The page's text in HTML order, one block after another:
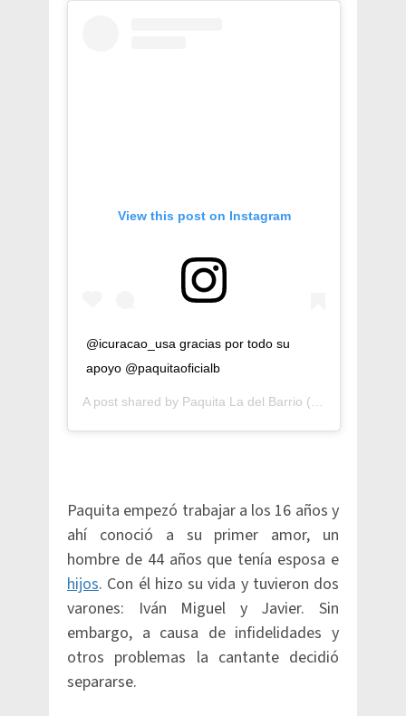
View this post on Instagram
@icuracao_usa gracias por todo su
apoyo @paquitaoficialb
A post shared by Paquita La del Barrio (@paquitaoficialb) on
Paquita empezó trabajar a los 16 años y
ahí conoció a su primer amor, un
hombre de 44 años que tenía esposa e
hijos. Con él hizo su vida y tuvieron dos
varones: Iván Miguel y Javier. Sin
embargo, a causa de infidelidades y
otros problemas la cantante decidió
separarse.